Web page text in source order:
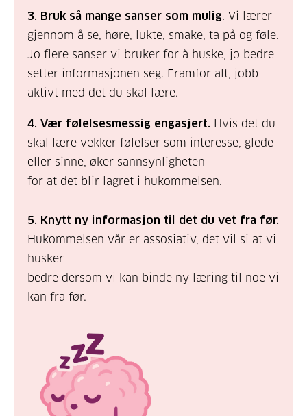
3. Bruk så mange sanser som mulig. Vi lærer
gjennom å se, høre, lukte, smake, ta på og føle.
Jo flere sanser vi bruker for å huske, jo bedre
setter informasjonen seg. Framfor alt, jobb
aktivt med det du skal lære.
4. Vær følelsesmessig engasjert. Hvis det du
skal lære vekker følelser som interesse, glede
eller sinne, øker sannsynligheten
for at det blir lagret i hukommelsen.
5. Knytt ny informasjon til det du vet fra før.
Hukommelsen vår er assosiativ, det vil si at vi
husker
bedre dersom vi kan binde ny læring til noe vi
kan fra før.